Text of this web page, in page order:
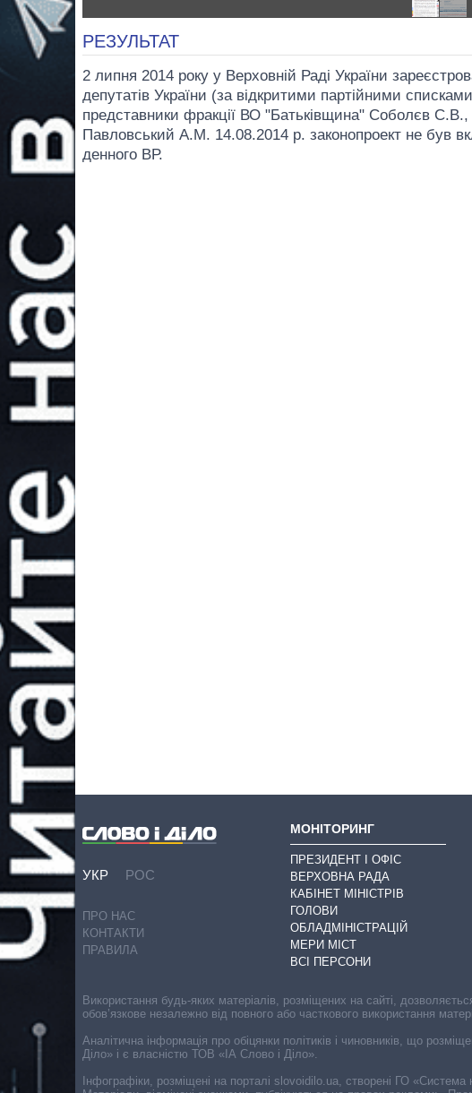
РЕЗУЛЬТАТ
2 липня 2014 року у Верховній Раді України
депутатів України (за відкритими партійними
представники фракції ВО "Батьківщина" Соболєв
Павловський А.М. 14.08.2014 р. законопроект не був
денного ВР.
УКР РОС
ПРО НАС
КОНТАКТИ
ПРАВИЛА
МОНІТОРИНГ
ПРЕЗИДЕНТ І ОФІС
ВЕРХОВНА РАДА
КАБІНЕТ МІНІСТРІВ
ГОЛОВИ
ОБЛАДМІНІСТРАЦІЙ
МЕРИ МІСТ
ВСІ ПЕРСОНИ
Використання будь-яких матеріалів, розміщених на сайті,
обов’язкове незалежно від повного або часткового використання
Аналітична інформація про обіцянки політиків і чиновників, що
Діло» і є власністю ТОВ «ІА Слово і Діло».
Інфографіки, розміщені на порталі slovoidilo.ua, створені ГО